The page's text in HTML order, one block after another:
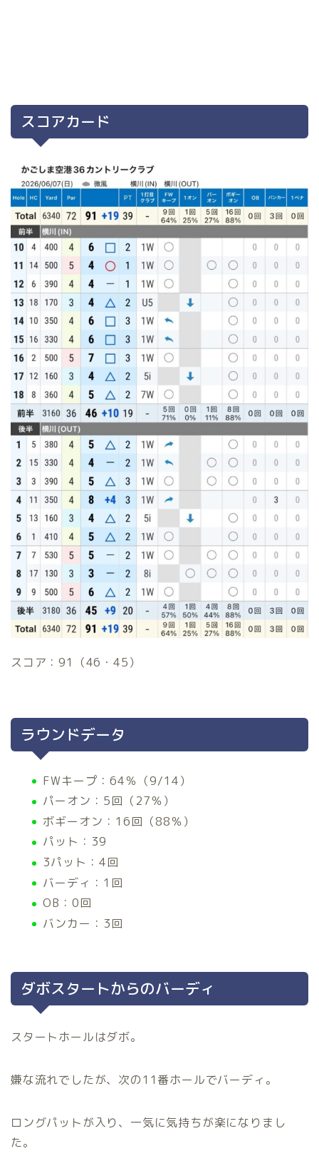
スコアカード
スコア：91（46・45）
ラウンドデータ
FWキープ：64％（9/14）
パーオン：5回（27％）
ボギーオン：16回（88％）
パット：39
3パット：4回
バーディ：1回
OB：0回
バンカー：3回
ダボスタートからのバーディ
スタートホールはダボ。
嫌な流れでしたが、次の11番ホールでバーディ。
ロングパットが入り、一気に気持ちが楽になりまし
た。